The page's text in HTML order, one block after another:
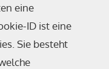
eine
ID ist eine
Sie besteht